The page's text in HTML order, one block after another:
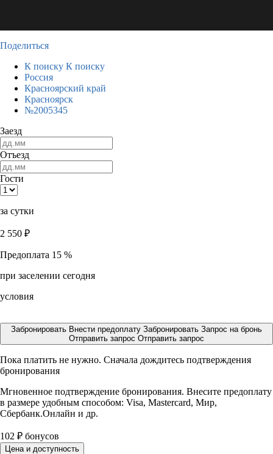
Поделиться
К поиску К поиску
Россия
Красноярский край
Красноярск
№2005345
Заезд
Отъезд
Гости
за сутки
2 550 ₽
Предоплата 15 %
при заселении сегодня
условия
Забронировать Внести предоплату Забронировать Запрос на бронь
Отправить запрос Отправить запрос
Пока платить не нужно. Сначала дождитесь подтверждения
бронирования
Мгновенное подтверждение бронирования. Внесите предоплату
в размере удобным способом: Visa, Mastercard, Мир,
Сбербанк.Онлайн и др.
102 ₽ бонусов
Цена и доступность